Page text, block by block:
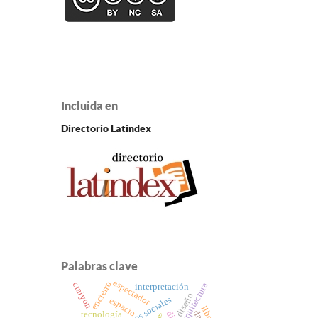
Incluida en
Directorio Latindex
Palabras clave
arquitectura
espacio
tecnología
encierroespectadorinterpretación
craiyon diseño